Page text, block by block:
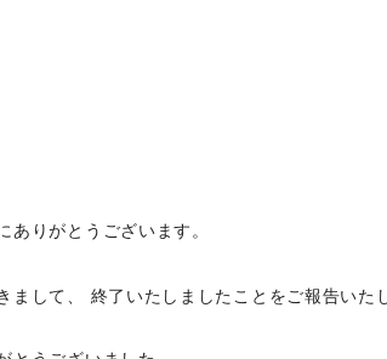
りがとうございます。
して、 終了いたしましたことをご報告いた